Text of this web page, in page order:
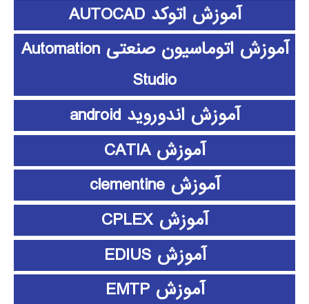
آموزش اتوکد AUTOCAD
آموزش اتوماسیون صنعتی Automation
Studio
آموزش اندوروید android
آموزش CATIA
آموزش clementine
آموزش CPLEX
آموزش EDIUS
آموزش EMTP